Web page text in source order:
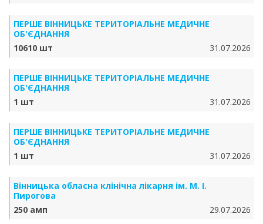
ПЕРШЕ ВІННИЦЬКЕ ТЕРИТОРІАЛЬНЕ МЕДИЧНЕ
ОБ'ЄДНАННЯ
10610 шт
31.07.2026
ПЕРШЕ ВІННИЦЬКЕ ТЕРИТОРІАЛЬНЕ МЕДИЧНЕ
ОБ'ЄДНАННЯ
1 шт
31.07.2026
ПЕРШЕ ВІННИЦЬКЕ ТЕРИТОРІАЛЬНЕ МЕДИЧНЕ
ОБ'ЄДНАННЯ
1 шт
31.07.2026
Вінницька обласна клінічна лікарня ім. М. І.
Пирогова
250 амп
29.07.2026